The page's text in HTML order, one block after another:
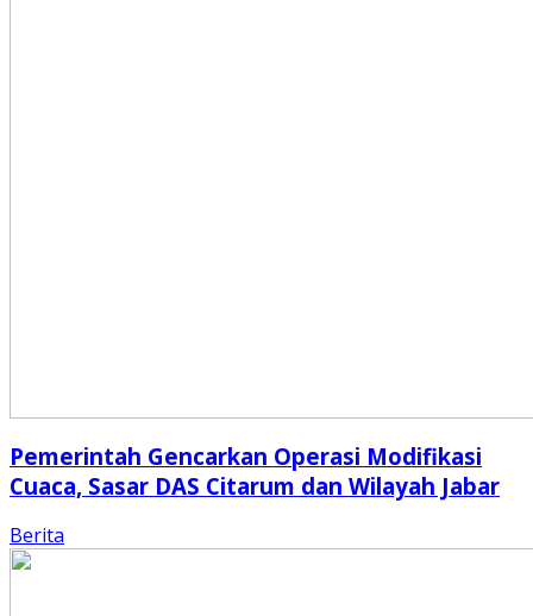
Pemerintah Gencarkan Operasi Modifikasi
Cuaca, Sasar DAS Citarum dan Wilayah Jabar
Berita